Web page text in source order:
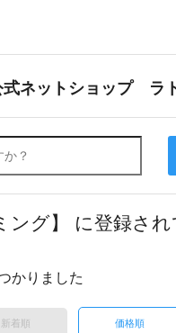
式ネットショップ ラ
ング】 に登録さ
かりました
新着順 価格順